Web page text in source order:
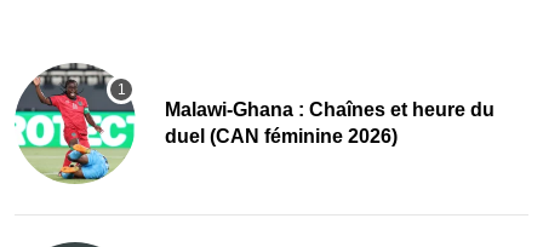
Malawi-Ghana : Chaînes et heure du
duel (CAN féminine 2026)